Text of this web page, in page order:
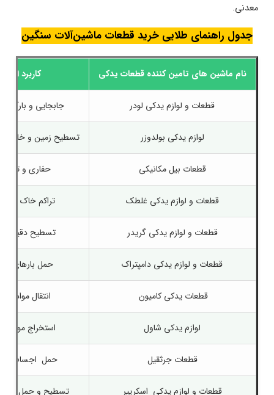
معدنی.
جدول راهنمای طلایی خرید قطعات ماشین‌آلات سنگین
نام ماشین های تامین کننده قطعات یدکی کاربرد اصلی
قطعات و لوازم یدکی لودر جابجایی و
لوازم یدکی بولدوزر تسطیح زمین و
قطعات بیل مکانیکی حفاری و تخلیه
قطعات و لوازم یدکی غلطک تراکم خاک و
قطعات و لوازم یدکیگریدر تسطیح دقیق
قطعات و لوازم یدکی دامپتراک حمل بارهای
قطعات یدکی کامیون انتقال مواد
لوازم یدکی شاول استخراج مواد
قطعات جرثقیل حمل اجسام در
قطعات و لوازم یدکی اسکریپر تسطیح و حمل